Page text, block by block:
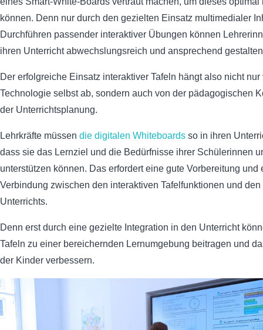
können. Denn nur durch den gezielten Einsatz multimedialer
Durchführen passender interaktiver Übungen können
ihren Unterricht abwechslungsreich und ansprechend
Der erfolgreiche Einsatz interaktiver Tafeln hängt also nicht nur
Technologie selbst ab, sondern auch von der pädagogischen
der Unterrichtsplanung.
Lehrkräfte müssen die digitalen Whiteboards so in ihren
dass sie das Lernziel und die Bedürfnisse ihrer Schülerinnen
unterstützen können. Das erfordert eine gute Vorbereitung und
Verbindung zwischen den interaktiven Tafelfunktionen und
Unterrichts.
Denn erst durch eine gezielte Integration in den Unterricht
Tafeln zu einer bereichernden Lernumgebung beitragen und
der Kinder verbessern.